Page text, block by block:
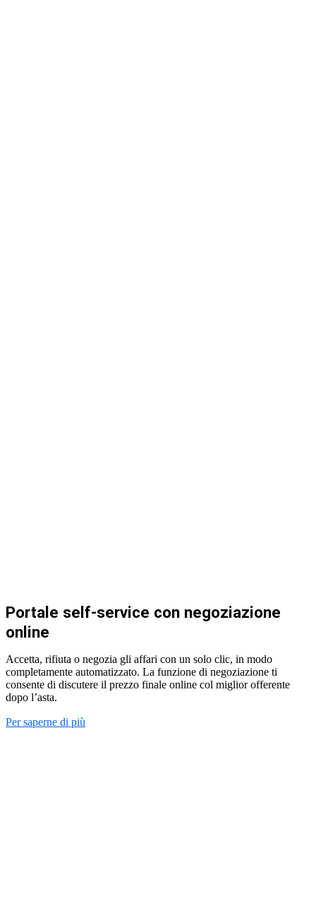
Portale self-service con negoziazione
online
Accetta, rifiuta o negozia gli affari con un solo clic, in modo
completamente automatizzato. La funzione di negoziazione ti
consente di discutere il prezzo finale online col miglior offerente
dopo l’asta.
Per saperne di più